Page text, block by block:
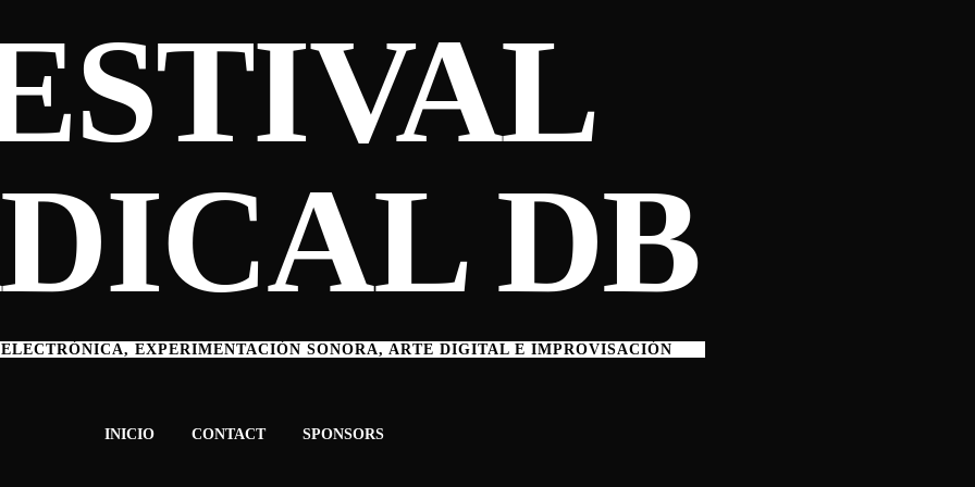
DB
EXPERIMENTACIÓN SONORA, ARTE DIGITAL E IMPROVISACIÓN
INICIO CONTACT SPONSORS